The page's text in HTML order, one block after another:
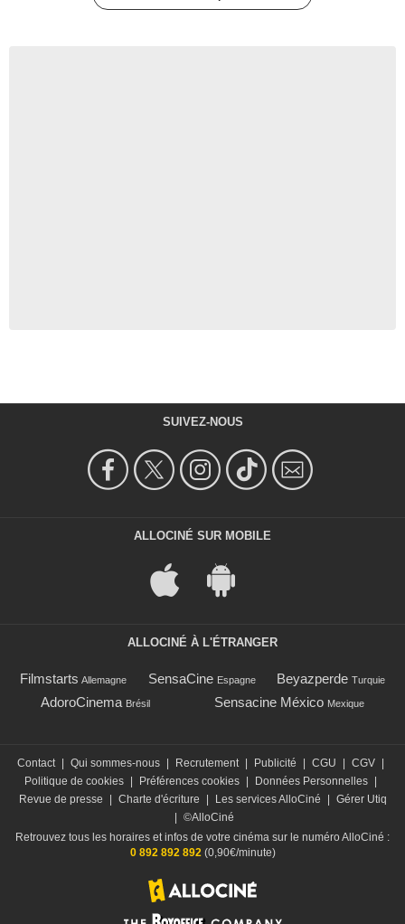
SUIVEZ-NOUS
ALLOCINÉ SUR MOBILE
ALLOCINÉ À L'ÉTRANGER
Filmstarts Allemagne SensaCine Espagne Beyazperde Turquie
AdoroCinema Brésil Sensacine México Mexique
Contact | Qui sommes-nous | Recrutement | Publicité | CGU | CGV |
Politique de cookies | Préférences cookies | Données Personnelles |
Revue de presse
| Charte d'écriture | Les services AlloCiné | Gérer Utiq
| ©AlloCiné
Retrouvez tous les horaires et infos de votre cinéma sur le numéro AlloCiné :
0 892 892 892(0,90€/minute)